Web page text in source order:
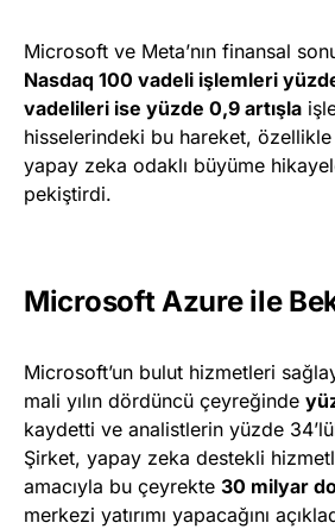
Microsoft ve Meta’nın finansal
Nasdaq 100 vadeli işlemleri
vadelileri ise yüzde 0,9 artışla
hisselerindeki bu hareket, özellikle
yapay zeka odaklı büyüme
pekiştirdi.
Microsoft Azure ile
Microsoft’un bulut hizmetleri
mali yılın dördüncü çeyreğinde
kaydetti ve analistlerin yüzde
Şirket, yapay zeka destekli
amacıyla bu çeyrekte 30 milyar
merkezi yatırımı yapacağını